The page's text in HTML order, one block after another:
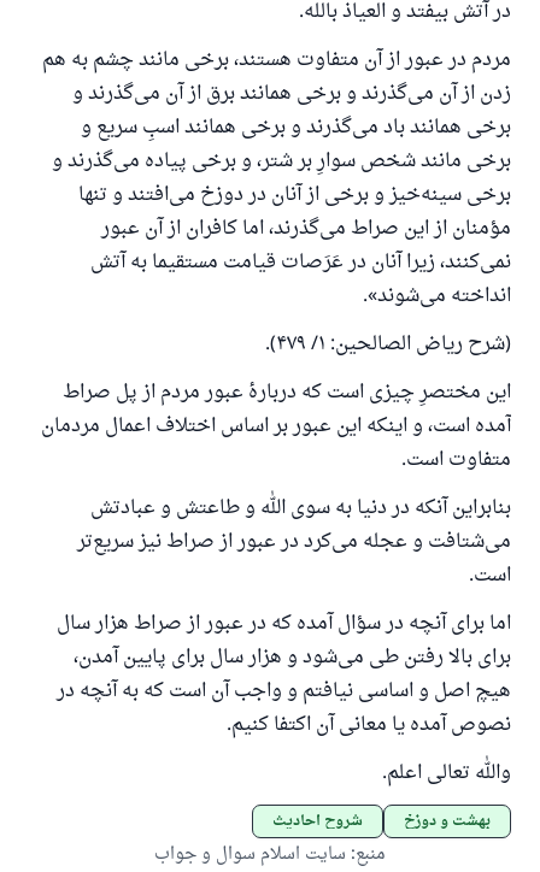
در آتش بیفتد و العیاذ بالله.
مردم در عبور از آن متفاوت هستند، برخی مانند چشم به هم
زدن از آن می‌گذرند و برخی همانند برق از آن می‌گذرند و
برخی همانند باد می‌گذرند و برخی همانند اسبِ سریع و
برخی مانند شخص سوارِ بر شتر، و برخی پیاده می‌گذرند و
برخی سینه‌خیز و برخی از آنان در دوزخ می‌افتند و تنها
مؤمنان از این صراط می‌گذرند، اما کافران از آن عبور
نمی‌کنند، زیرا آنان در عَرَصات قیامت مستقیما به آتش
انداخته می‌شوند».
(شرح ریاض الصالحین: ۱/ ۴۷۹).
این مختصرِ چیزی است که دربارهٔ عبور مردم از پل صراط
آمده است، و اینکه این عبور بر اساس اختلاف اعمال مردمان
متفاوت است.
بنابراین آنکه در دنیا به سوی الله و طاعتش و عبادتش
می‌شتافت و عجله می‌کرد در عبور از صراط نیز سریع‌تر
است.
اما برای آنچه در سؤال آمده که در عبور از صراط هزار سال
برای بالا رفتن طی می‌شود و هزار سال برای پایین آمدن،
هیچ اصل و اساسی نیافتم و واجب آن است که به آنچه در
نصوص آمده یا معانی آن اکتفا کنیم.
والله تعالی اعلم.
بهشت و دوزخ شروح احادیث
منبع: سایت اسلام سوال و جواب
همکاری